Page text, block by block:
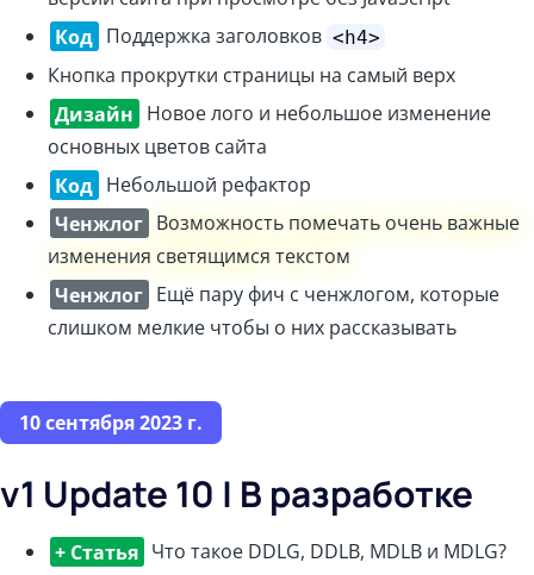
Код Поддержка заголовков <h4>
Кнопка прокрутки страницы на самый верх
Дизайн Новое лого и небольшое изменение
основных цветов сайта
Код Небольшой рефактор
Ченжлог Возможность помечать очень важные
изменения светящимся текстом
Ченжлог Ещё пару фич с ченжлогом, которые
слишком мелкие чтобы о них рассказывать
10 сентября 2023 г.
v1 Update 10 | В разработке
+ Статья Что такое DDLG, DDLB, MDLB и MDLG?